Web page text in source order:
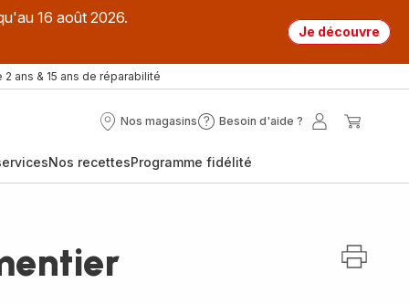
16 août 2026.
Je découvre
2 ans & 15 ans de réparabilité
Nos magasins
Nos
Besoin d'aide ?
Besoin
?
Mon
Nos recettesProgramme fidélité